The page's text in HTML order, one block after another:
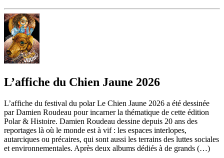
L’affiche du Chien Jaune 2026
L’affiche du festival du polar Le Chien Jaune 2026 a été dessinée
par Damien Roudeau pour incarner la thématique de cette édition
Polar & Histoire. Damien Roudeau dessine depuis 20 ans des
reportages là où le monde est à vif : les espaces interlopes,
autarciques ou précaires, qui sont aussi les terrains des luttes sociales
et environnementales. Après deux albums dédiés à de grands (…)